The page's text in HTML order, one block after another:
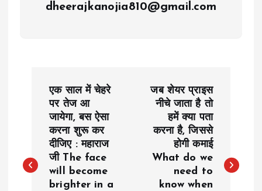
dheerajkanojia810@gmail.com
t
एक साल में चेहरे
पर तेज आ
जायेगा, बस ऐसा
करना शुरू कर
दीजिए : महाराज
जी The face
will become
brighter in a
जब शेयर प्राइस
नीचे जाता है तो
हमें क्या पता
करना है, जिससे
होगी कमाई
What do we
need to
know when